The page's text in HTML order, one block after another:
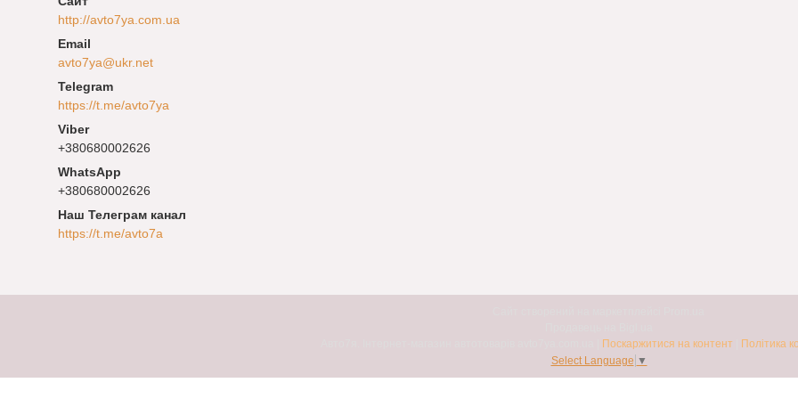
http://avto7ya.com.ua
avto7ya@ukr.net
https://t.me/avto7ya
+380680002626
+380680002626
Наш Телеграм канал
https://t.me/avto7a
Поскаржитися на контент
Політика
Select Language ▼